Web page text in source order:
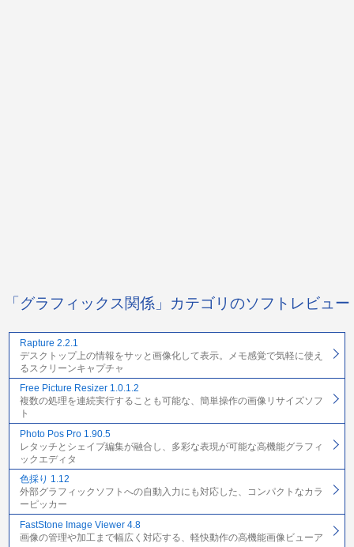
「グラフィックス関係」カテゴリのソフトレビュー
Rapture 2.2.1
デスクトップ上の情報をサッと画像化して表示。メモ感覚で気軽に使え
るスクリーンキャプチャ
Free Picture Resizer 1.0.1.2
複数の処理を連続実行することも可能な、簡単操作の画像リサイズソフ
ト
Photo Pos Pro 1.90.5
レタッチとシェイプ編集が融合し、多彩な表現が可能な高機能グラフィ
ックエディタ
色採り 1.12
外部グラフィックソフトへの自動入力にも対応した、コンパクトなカラ
ーピッカー
FastStone Image Viewer 4.8
画像の管理や加工まで幅広く対応する、軽快動作の高機能画像ビューア